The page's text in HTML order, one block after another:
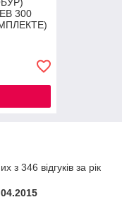
300
з 346 відгуків за рік